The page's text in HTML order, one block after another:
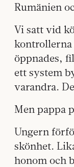
Rumänien
Vi satt vid
kontrollerna
öppnades,
ett system
varandra.
Men pappa
Ungern
skönhet.
honom och